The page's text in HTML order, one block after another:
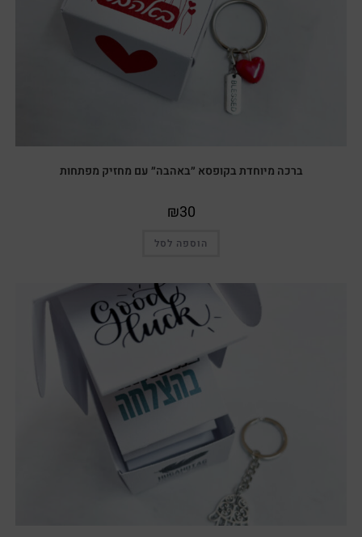
ברכה מיוחדת בקופסא ״באהבה״ עם מחזיק מפתחות
₪30
הוספה לסל